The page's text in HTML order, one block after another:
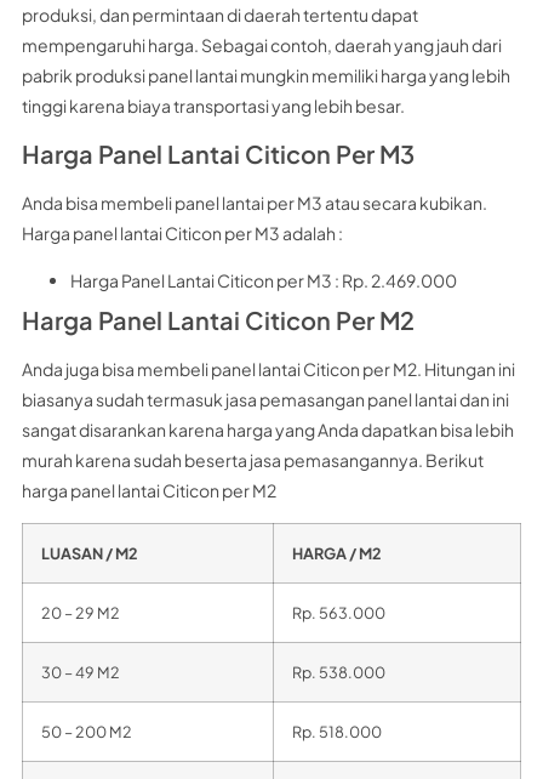
produksi, dan permintaan di daerah tertentu dapat
mempengaruhi harga. Sebagai contoh, daerah yang jauh dari
pabrik produksi panel lantai mungkin memiliki harga yang lebih
tinggi karena biaya transportasi yang lebih besar.
Harga Panel Lantai Citicon Per M3
Anda bisa membeli panel lantai per M3 atau secara kubikan.
Harga panel lantai Citicon per M3 adalah :
Harga Panel Lantai Citicon per M3 : Rp. 2.469.000
Harga Panel Lantai Citicon Per M2
Anda juga bisa membeli panel lantai Citicon per M2. Hitungan ini
biasanya sudah termasuk jasa pemasangan panel lantai dan ini
sangat disarankan karena harga yang Anda dapatkan bisa lebih
murah karena sudah beserta jasa pemasangannya. Berikut
harga panel lantai Citicon per M2
LUASAN / M2 HARGA / M2
20 – 29 M2 Rp. 563.000
30 – 49 M2 Rp. 538.000
50 – 200 M2 Rp. 518.000